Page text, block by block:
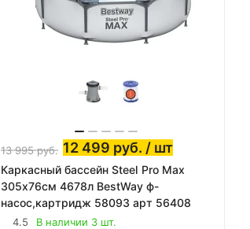
13 995руб. 12 499 руб. / шт
Каркасный бассейн Steel Pro Max
305х76см 4678л BestWay ф-
насос,картридж 58093 арт 56408
4.5
В наличии 3 шт.